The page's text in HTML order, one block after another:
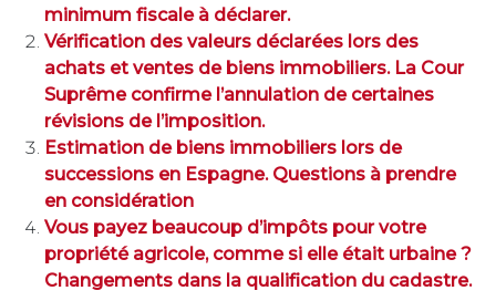
minimum fiscale à déclarer.
Vérification des valeurs déclarées lors des
achats et ventes de biens immobiliers. La Cour
Suprême confirme l’annulation de certaines
révisions de l’imposition.
Estimation de biens immobiliers lors de
successions en Espagne. Questions à prendre
en considération
Vous payez beaucoup d’impôts pour votre
propriété agricole, comme si elle était urbaine ?
Changements dans la qualification du cadastre.